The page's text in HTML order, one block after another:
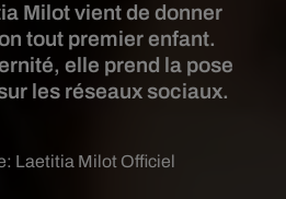
Milot vient de donner
tout premier enfant.
elle prend la pose
les réseaux sociaux.
Laetitia Milot Officiel